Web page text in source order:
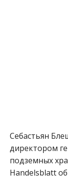
Себастьян
директором
подземных
Handelsblatt